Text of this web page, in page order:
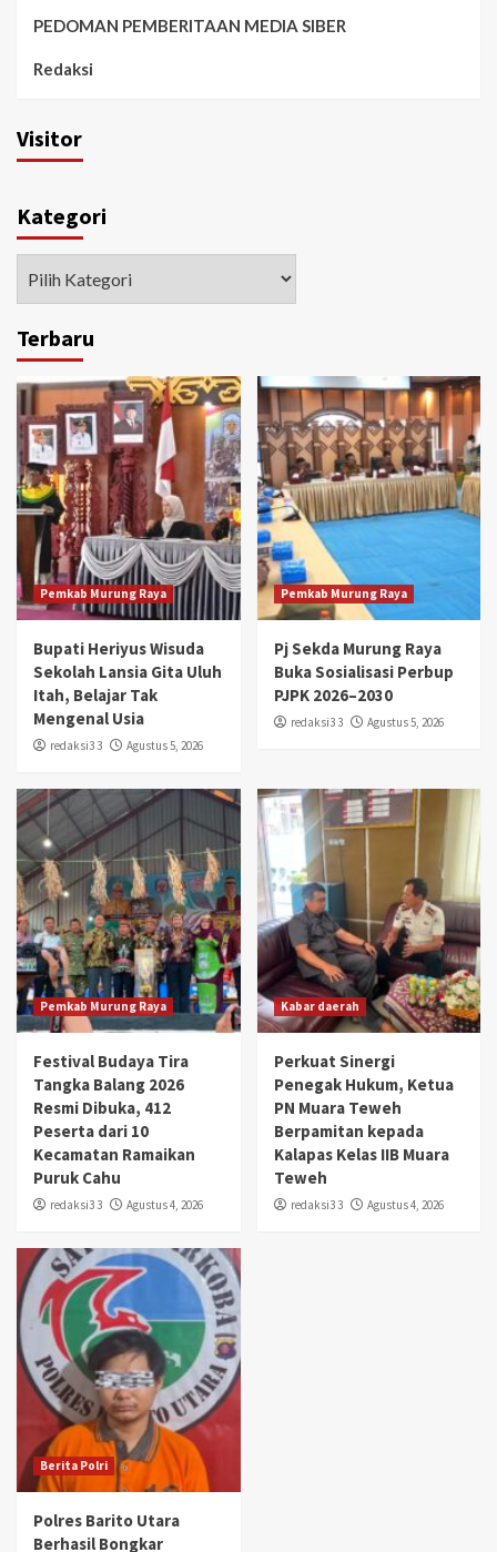
PEDOMAN PEMBERITAAN MEDIA SIBER
Redaksi
Visitor
Kategori
Terbaru
Pemkab Murung Raya
Bupati Heriyus Wisuda
Sekolah Lansia Gita Uluh
Itah, Belajar Tak
Mengenal Usia
redaksi3 3 Agustus 5, 2026
Pemkab Murung Raya
Pj Sekda Murung Raya
Buka Sosialisasi Perbup
PJPK 2026–2030
redaksi3 3 Agustus 5, 2026
Pemkab Murung Raya
Festival Budaya Tira
Tangka Balang 2026
Resmi Dibuka, 412
Peserta dari 10
Kecamatan Ramaikan
Puruk Cahu
redaksi3 3 Agustus 4, 2026
Kabar daerah
Perkuat Sinergi
Penegak Hukum, Ketua
PN Muara Teweh
Berpamitan kepada
Kalapas Kelas IIB Muara
Teweh
redaksi3 3 Agustus 4, 2026
Berita Polri
Polres Barito Utara
Berhasil Bongkar